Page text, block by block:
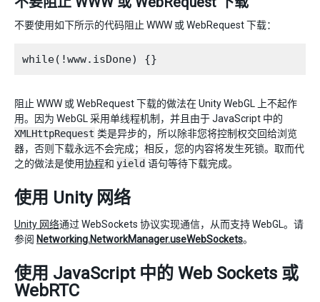
不要使用如下所示的代码阻止 WWW 或 WebRequest 下载：
阻止 WWW 或 WebRequest 下载的做法在 Unity WebGL 上不起作
用。因为 WebGL 采用单线程机制，并且由于 JavaScript 中的
XMLHttpRequest 类是异步的，所以除非您将控制权交回给浏览
器，否则下载永远不会完成；相反，您的内容将发生死锁。取而代
之的做法是使用协程和 yield 语句等待下载完成。
使用 Unity 网络
Unity 网络通过 WebSockets 协议实现通信，从而支持 WebGL。请
参阅 Networking.NetworkManager.useWebSockets。
使用 JavaScript 中的 Web Sockets 或
WebRTC